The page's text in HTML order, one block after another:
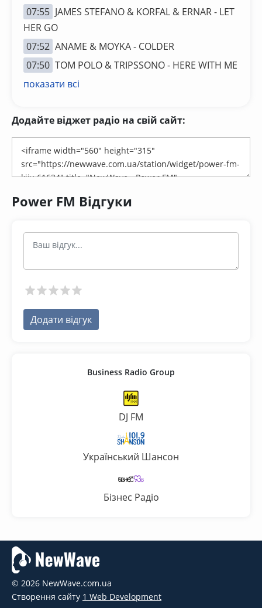
07:55 JAMES STEFANO & KORFAL & ERNAR - LET
HER GO
07:52 ANAME & MOYKA - COLDER
07:50 TOM POLO & TRIPSSONO - HERE WITH ME
показати всі
Додайте віджет радіо на свій сайт:
Power FM Відгуки
Додати відгук
Business Radio Group
DJ FM
Український Шансон
Бізнес Радіо
© 2026 NewWave.com.ua
Створення сайту 1 Web Development